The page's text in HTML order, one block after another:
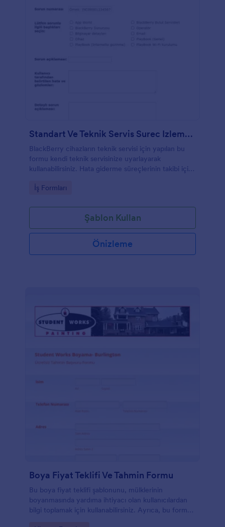
Standart Ve Teknik Servis Surec Izleme Formu
BlackBerry cihazların teknik servisi için yapılan bu
formu kendi teknik servisinize uyarlayarak
kullanabilirsiniz. Hata giderme süreçlerinin takibi için
Go to Category:
İş Formları
Şablon Kullan
Önizleme
Boya Fiyat Teklifi Ve Tahmin Formu
Bu boya fiyat teklifi şablonunu, mülklerinin
boyanmasında yardıma ihtiyacı olan kullanıcılardan
bilgi toplamak için kullanabilirsiniz. Ayrıca, bu form